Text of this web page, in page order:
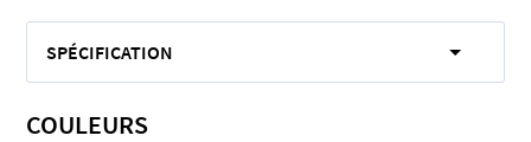
SPÉCIFICATION
COULEURS